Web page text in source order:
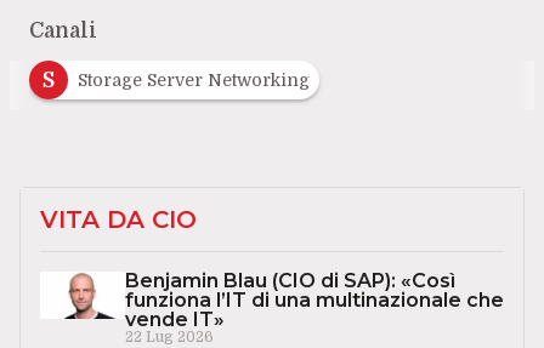
Canali
S Storage Server Networking
VITA DA CIO
Benjamin Blau (CIO di SAP): «Così
funziona l’IT di una multinazionale che
vende IT»
22 Lug 2026